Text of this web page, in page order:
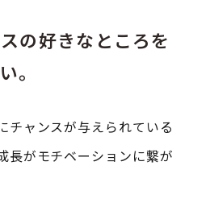
の好きなところを
。
チャンスが与えられている
長がモチベーションに繋が